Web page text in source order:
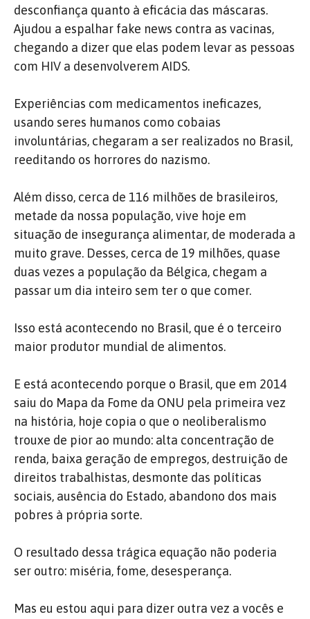
desconfiança quanto à eficácia das máscaras.
Ajudou a espalhar fake news contra as vacinas,
chegando a dizer que elas podem levar as pessoas
com HIV a desenvolverem AIDS.
Experiências com medicamentos ineficazes,
usando seres humanos como cobaias
involuntárias, chegaram a ser realizados no Brasil,
reeditando os horrores do nazismo.
Além disso, cerca de 116 milhões de brasileiros,
metade da nossa população, vive hoje em
situação de insegurança alimentar, de moderada a
muito grave. Desses, cerca de 19 milhões, quase
duas vezes a população da Bélgica, chegam a
passar um dia inteiro sem ter o que comer.
Isso está acontecendo no Brasil, que é o terceiro
maior produtor mundial de alimentos.
E está acontecendo porque o Brasil, que em 2014
saiu do Mapa da Fome da ONU pela primeira vez
na história, hoje copia o que o neoliberalismo
trouxe de pior ao mundo: alta concentração de
renda, baixa geração de empregos, destruição de
direitos trabalhistas, desmonte das políticas
sociais, ausência do Estado, abandono dos mais
pobres à própria sorte.
O resultado dessa trágica equação não poderia
ser outro: miséria, fome, desesperança.
Mas eu estou aqui para dizer outra vez a vocês e